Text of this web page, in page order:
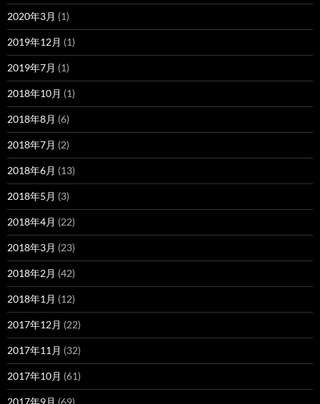
2020年3月 (1)
2019年12月 (1)
2019年7月 (1)
2018年10月 (1)
2018年8月 (6)
2018年7月 (2)
2018年6月 (13)
2018年5月 (3)
2018年4月 (22)
2018年3月 (23)
2018年2月 (42)
2018年1月 (12)
2017年12月 (22)
2017年11月 (32)
2017年10月 (61)
2017年9月 (69)